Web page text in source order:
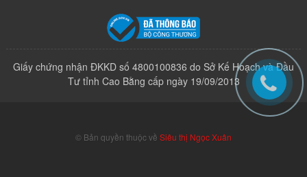
Giấy chứng nhận ĐKKD số 4800100836 do Sở Kế Hoạch và Đầu
Tư tỉnh Cao Bằng cấp ngày 19/09/2013
© Bản quyền thuộc về Siêu thị Ngọc Xuân